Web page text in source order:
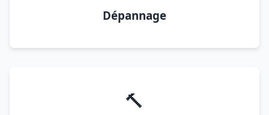
Dépannage
🔨